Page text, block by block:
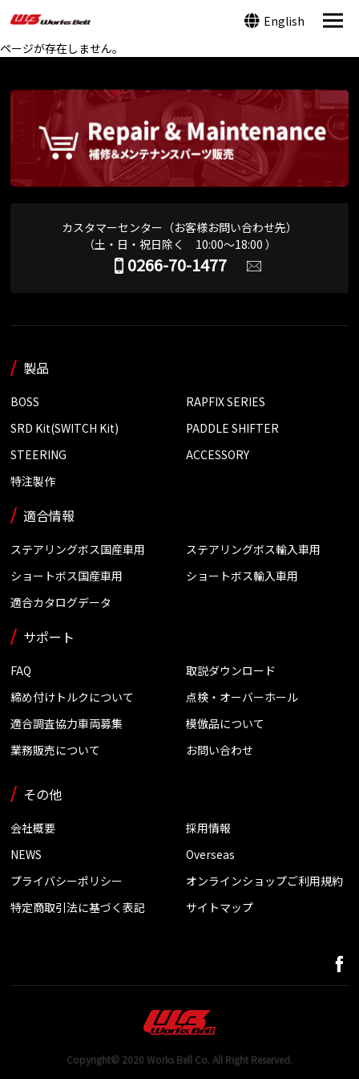
English
ページが存在しません。
カスタマーセンター（お客様お問い合わせ先）
（土・日・祝日除く 10:00～18:00 ）
0266-70-1477
製品
BOSS
RAPFIX SERIES
SRD Kit(SWITCH Kit)
PADDLE SHIFTER
STEERING
ACCESSORY
特注製作
適合情報
ステアリングボス国産車用
ステアリングボス輸入車用
ショートボス国産車用
ショートボス輸入車用
適合カタログデータ
サポート
FAQ
取説ダウンロード
締め付けトルクについて
点検・オーバーホール
適合調査協力車両募集
模倣品について
業務販売について
お問い合わせ
その他
会社概要
採用情報
NEWS
Overseas
プライバシーポリシー
オンラインショップご利用規約
特定商取引法に基づく表記
サイトマップ
Copyright© 2020 Works Bell Co. All Right Reserved.